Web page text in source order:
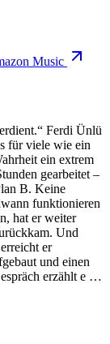
Music
Ferdi Ünlü
für viele wie ein
ein extrem
gearbeitet –
B. Keine
funktionieren
hat er weiter
Und
er
und einen
erzählt e …